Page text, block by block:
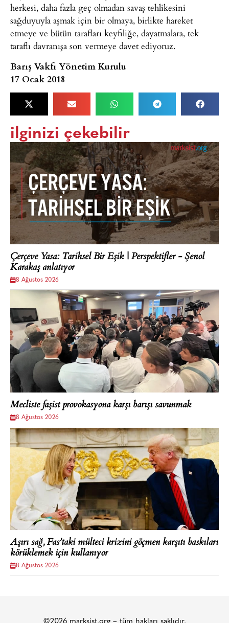
herkesi, daha fazla geç olmadan savaş tehlikesini
sağduyuyla aşmak için bir olmaya, birlikte hareket
etmeye ve bütün tarafları keyfiliğe, dayatmalara, tek
taraflı davranışa son vermeye davet ediyoruz.
Barış Vakfı Yönetim Kurulu
17 Ocak 2018
ilginizi çekebilir
Çerçeve Yasa: Tarihsel Bir Eşik | Perspektifler - Şenol
Karakaş anlatıyor
8 Ağustos 2026
Mecliste faşist provokasyona karşı barışı savunmak
8 Ağustos 2026
Aşırı sağ, Fas’taki mülteci krizini göçmen karşıtı baskıları
körüklemek için kullanıyor
8 Ağustos 2026